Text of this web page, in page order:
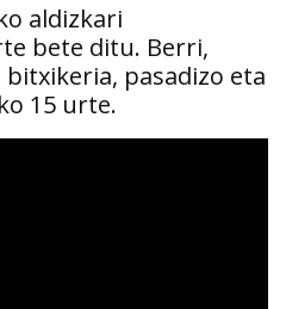
aldizkari
bete ditu. Berri,
pasadizo eta
15 urte.